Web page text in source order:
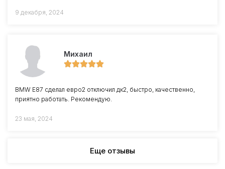
9 декабря, 2024
Михаил
BMW E87 сделал евро2 отключил дк2, быстро, качественно,
приятно работать. Рекомендую.
23 мая, 2024
Еще отзывы